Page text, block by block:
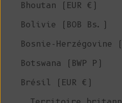
Bhoutan (EUR €)
Bolivie (BOB Bs.)
Bosnie-Herzégovine
Botswana (BWP P)
Brésil (EUR €)